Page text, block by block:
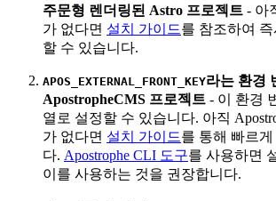
주문형 렌더링된 Astro 프로젝트 - 아
가 없다면 설치 가이드를 참조하여
할 수 있습니다.
APOS_EXTERNAL_FRONT_KEY라는 환경
ApostropheCMS 프로젝트 - 이 환경
열로 설정할 수 있습니다. 아직
가 없다면 설치 가이드를 통해 빠르
다. Apostrophe CLI 도구를 사용하면
이를 사용하는 것을 권장합니다.